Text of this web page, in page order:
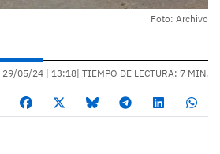
Foto: Archivo
29/05/24 | 13:18| TIEMPO DE LECTURA: 7 MIN.